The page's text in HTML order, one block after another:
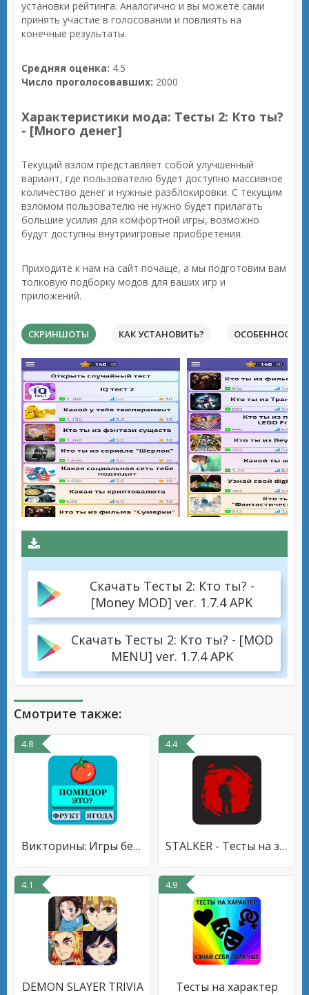
установки рейтинга. Аналогично и вы можете сами
принять участие в голосовании и повлиять на
конечные результаты.
Средняя оценка: 4.5
Число проголосовавших: 2000
Характеристики мода: Тесты 2: Кто ты?
- [Много денег]
Текущий взлом представляет собой улучшенный
вариант, где пользователю будет доступно массивное
количество денег и нужные разблокировки. С текущим
взломом пользователю не нужно будет прилагать
большие усилия для комфортной игры, возможно
будут доступны внутриигровые приобретения.
Приходите к нам на сайт почаще, а мы подготовим вам
толковую подборку модов для ваших игр и
приложений.
СКРИНШОТЫ КАК УСТАНОВИТЬ? ОСОБЕННОСТИ
Скачать Тесты 2: Кто ты? -
[Money MOD] ver. 1.7.4 APK
Скачать Тесты 2: Кто ты? - [MOD
MENU] ver. 1.7.4 APK
Смотрите также:
4.8
Викторины: Игры без интернета
4.4
STALKER - Тесты на знание игры
4.1
DEMON SLAYER TRIVIA
4.9
Тесты на характер